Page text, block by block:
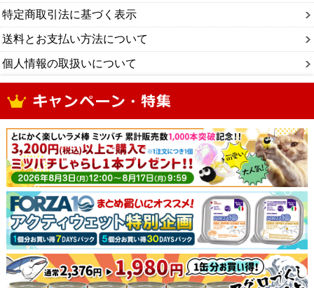
特定商取引法に基づく表示
送料とお支払い方法について
個人情報の取扱いについて